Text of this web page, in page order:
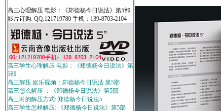
高三心理解压 电影：《郑德杨今日说法》第5部
影片订购: QQ:121719780 手机：139-8703-2104
高三学生心理解压 电影：《郑德杨今日说法》第
5部
高三解压 娱乐视频：郑德杨今日说法 第5部
高三怎么解压 ：《郑德杨今日说法》第5部
高三时的解压方式: 郑德杨今日说法5
高三学生怎样解压: 《郑德杨今日说法》第5部